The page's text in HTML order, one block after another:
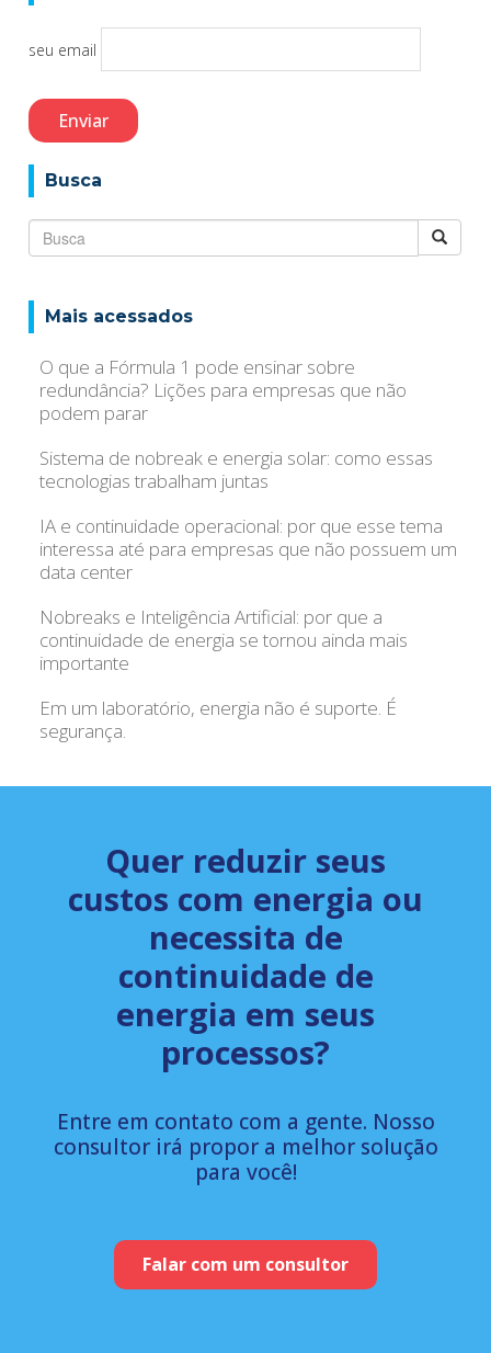
seu email
Busca
Mais acessados
O que a Fórmula 1 pode ensinar sobre
redundância? Lições para empresas que não
podem parar
Sistema de nobreak e energia solar: como essas
tecnologias trabalham juntas
IA e continuidade operacional: por que esse tema
interessa até para empresas que não possuem um
data center
Nobreaks e Inteligência Artificial: por que a
continuidade de energia se tornou ainda mais
importante
Em um laboratório, energia não é suporte. É
segurança.
Quer reduzir seus
custos com energia ou
necessita de
continuidade de
energia em seus
processos?
Entre em contato com a gente. Nosso
consultor irá propor a melhor solução
para você!
Falar com um consultor